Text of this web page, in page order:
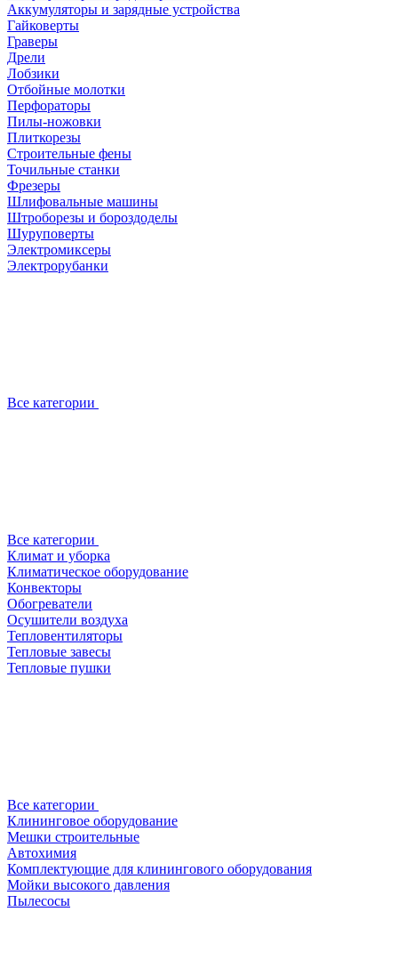
Аккумуляторы и зарядные устройства
Гайковерты
Граверы
Дрели
Лобзики
Отбойные молотки
Перфораторы
Пилы-ножовки
Плиткорезы
Строительные фены
Точильные станки
Фрезеры
Шлифовальные машины
Штроборезы и бороздоделы
Шуруповерты
Электромиксеры
Электрорубанки
Все категории
Все категории
Климат и уборка
Климатическое оборудование
Конвекторы
Обогреватели
Осушители воздуха
Тепловентиляторы
Тепловые завесы
Тепловые пушки
Все категории
Клининговое оборудование
Мешки строительные
Автохимия
Комплектующие для клинингового оборудования
Мойки высокого давления
Пылесосы